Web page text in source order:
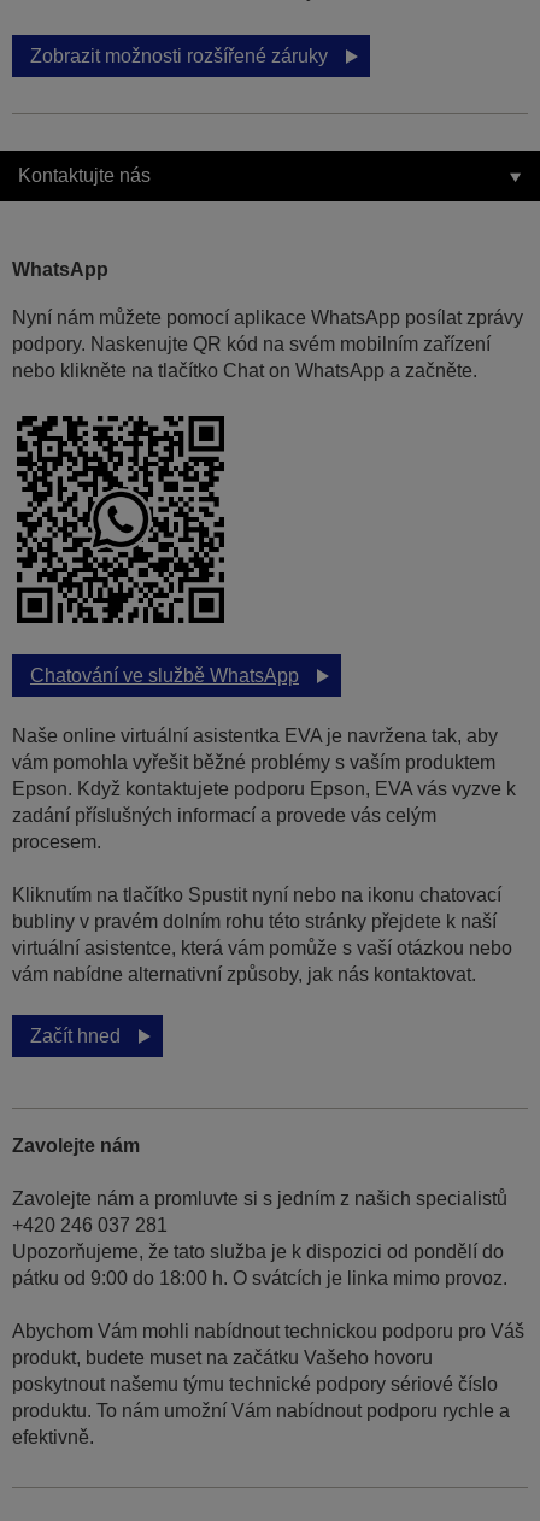
Zobrazit možnosti rozšířené záruky
Kontaktujte nás
WhatsApp
Nyní nám můžete pomocí aplikace WhatsApp posílat zprávy
podpory. Naskenujte QR kód na svém mobilním zařízení
nebo klikněte na tlačítko Chat on WhatsApp a začněte.
Chatování ve službě WhatsApp
Naše online virtuální asistentka EVA je navržena tak, aby
vám pomohla vyřešit běžné problémy s vaším produktem
Epson. Když kontaktujete podporu Epson, EVA vás vyzve k
zadání příslušných informací a provede vás celým
procesem.
Kliknutím na tlačítko Spustit nyní nebo na ikonu chatovací
bubliny v pravém dolním rohu této stránky přejdete k naší
virtuální asistentce, která vám pomůže s vaší otázkou nebo
vám nabídne alternativní způsoby, jak nás kontaktovat.
Začít hned
Zavolejte nám
Zavolejte nám a promluvte si s jedním z našich specialistů
+420 246 037 281
Upozorňujeme, že tato služba je k dispozici od pondělí do
pátku od 9:00 do 18:00 h. O svátcích je linka mimo provoz.
Abychom Vám mohli nabídnout technickou podporu pro Váš
produkt, budete muset na začátku Vašeho hovoru
poskytnout našemu týmu technické podpory sériové číslo
produktu. To nám umožní Vám nabídnout podporu rychle a
efektivně.